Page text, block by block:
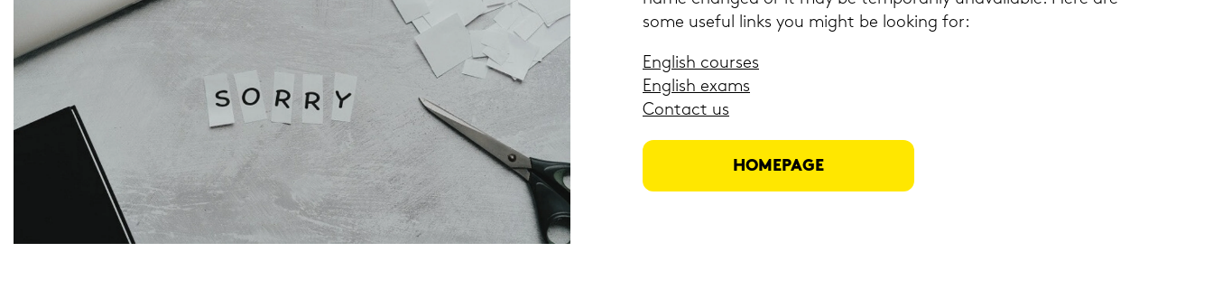
some use­ful links you might be loo­king for:
Eng­lish cour­ses
Eng­lish exams
Con­tact us
HOME­PAGE